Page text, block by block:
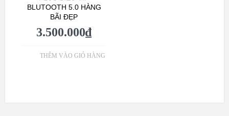
BLUTOOTH 5.0 HÀNG
BÃI ĐẸP
3.500.000₫
THÊM VÀO GIỎ HÀNG